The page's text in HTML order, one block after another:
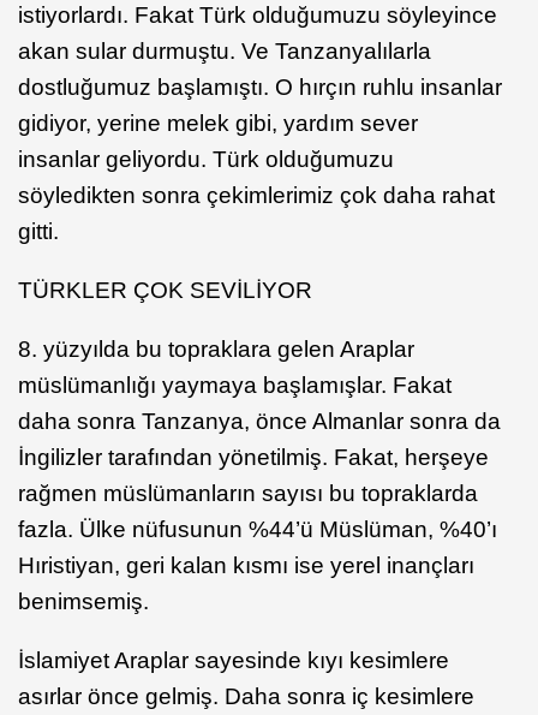
istiyorlardı. Fakat Türk olduğumuzu söyleyince
akan sular durmuştu. Ve Tanzanyalılarla
dostluğumuz başlamıştı. O hırçın ruhlu insanlar
gidiyor, yerine melek gibi, yardım sever
insanlar geliyordu. Türk olduğumuzu
söyledikten sonra çekimlerimiz çok daha rahat
gitti.
TÜRKLER ÇOK SEVİLİYOR
8. yüzyılda bu topraklara gelen Araplar
müslümanlığı yaymaya başlamışlar. Fakat
daha sonra Tanzanya, önce Almanlar sonra da
İngilizler tarafından yönetilmiş. Fakat, herşeye
rağmen müslümanların sayısı bu topraklarda
fazla. Ülke nüfusunun %44’ü Müslüman, %40’ı
Hıristiyan, geri kalan kısmı ise yerel inançları
benimsemiş.
İslamiyet Araplar sayesinde kıyı kesimlere
asırlar önce gelmiş. Daha sonra iç kesimlere